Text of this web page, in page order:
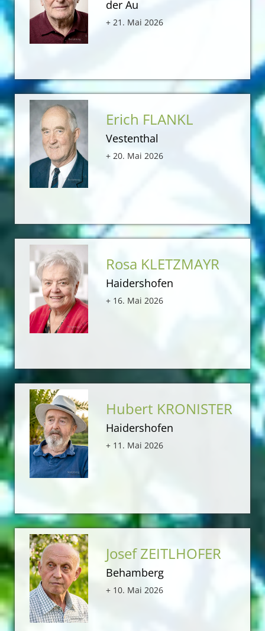
der Au
+ 21. Mai 2026
Erich FLANKL
Vestenthal
+ 20. Mai 2026
Rosa KLETZMAYR
Haidershofen
+ 16. Mai 2026
Hubert KRONISTER
Haidershofen
+ 11. Mai 2026
Josef ZEITLHOFER
Behamberg
+ 10. Mai 2026